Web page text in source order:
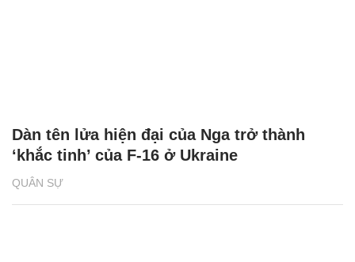
QUÂN SỰ
Dàn tên lửa hiện đại của Nga trở thành
‘khắc tinh’ của F-16 ở Ukraine